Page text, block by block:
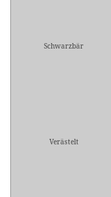
Schwarzbär
Verästelt